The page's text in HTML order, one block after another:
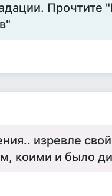
Прочтите
изревле
коими и было